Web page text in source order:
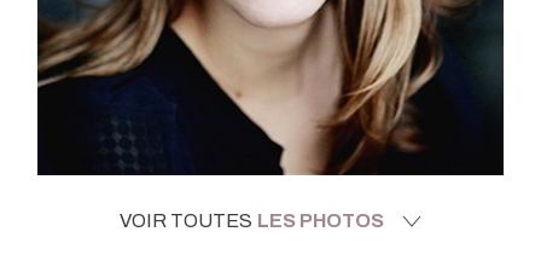
VOIR TOUTES LES PHOTOS